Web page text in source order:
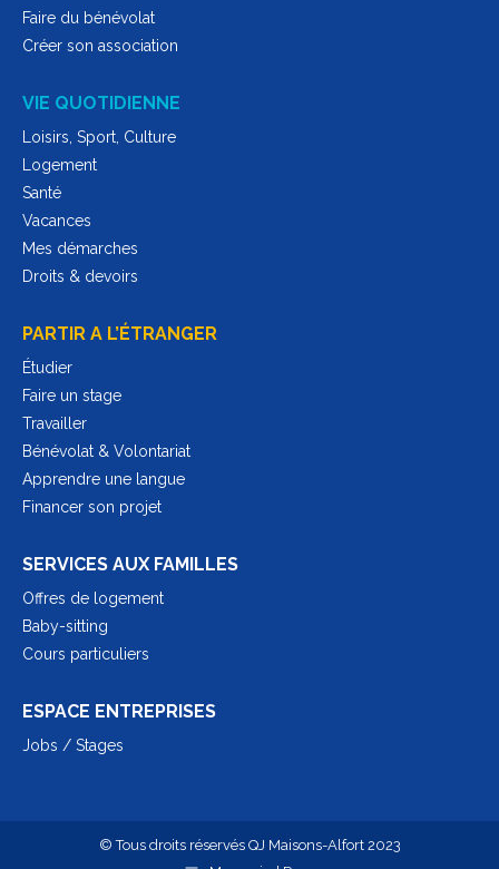
Faire du bénévolat
Créer son association
VIE QUOTIDIENNE
Loisirs, Sport, Culture
Logement
Santé
Vacances
Mes démarches
Droits & devoirs
PARTIR A L’ÉTRANGER
Étudier
Faire un stage
Travailler
Bénévolat & Volontariat
Apprendre une langue
Financer son projet
SERVICES AUX FAMILLES
Offres de logement
Baby-sitting
Cours particuliers
ESPACE ENTREPRISES
Jobs / Stages
© Tous droits réservés QJ Maisons-Alfort 2023